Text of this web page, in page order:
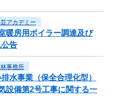
アカデミー
暖房用ボイラー調達及び
告
事務所
水事業（保全合理化型）
備第2号工事に関する一